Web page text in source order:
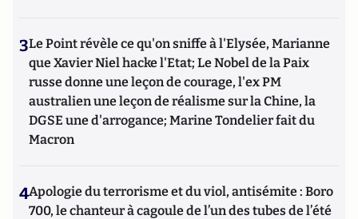
3Le Point révèle ce qu'on sniffe à l'Elysée, Marianne
que Xavier Niel hacke l'Etat; Le Nobel de la Paix
russe donne une leçon de courage, l'ex PM
australien une leçon de réalisme sur la Chine, la
DGSE une d'arrogance; Marine Tondelier fait du
Macron
4Apologie du terrorisme et du viol, antisémite : Boro
700, le chanteur à cagoule de l’un des tubes de l’été